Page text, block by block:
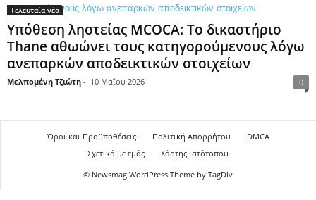
Τελευταία νέα
Υπόθεση ληστείας MCOCA: Το δικαστήριο
Thane αθωώνει τους κατηγορούμενους λόγω
ανεπαρκών αποδεικτικών στοιχείων
Μελπομένη Τζιώτη - 10 Μαΐου 2026 0
Όροι και Προϋποθέσεις Πολιτική Απορρήτου
DMCA
Σχετικά με εμάς
Χάρτης ιστότοπου
© Newsmag WordPress Theme by TagDiv